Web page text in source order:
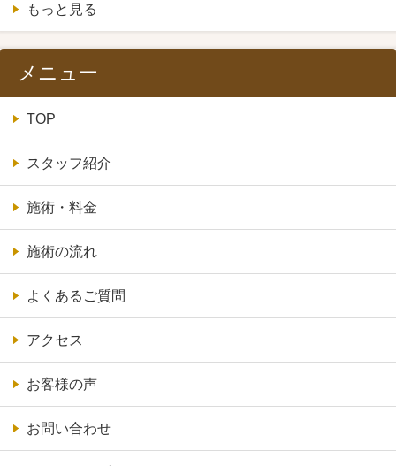
もっと見る
メニュー
TOP
スタッフ紹介
施術・料金
施術の流れ
よくあるご質問
アクセス
お客様の声
お問い合わせ